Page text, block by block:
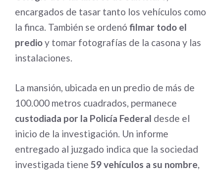
encargados de tasar tanto los vehículos como
la finca. También se ordenó filmar todo el
predioy tomar fotografías de la casona y las
instalaciones.
La mansión, ubicada en un predio de más de
100.000 metros cuadrados, permanece
custodiada por la Policía Federal desde el
inicio de la investigación. Un informe
entregado al juzgado indica que la sociedad
investigada tiene 59 vehículos a su nombre